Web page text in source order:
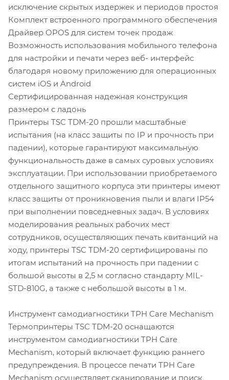
исключение скрытых издержек и периодов простоя
Комплект встроенного программного обеспечения
Драйвер OPOS для систем точек продаж
Возможность использования мобильного телефона
для настройки и печати через веб- интерфейс
благодаря новому приложению для операционных
систем iOS и Android
Сертифицированная надежная конструкция
размером с ладонь
Принтеры TSC TDM-20 прошли масштабные
испытания (на класс защиты по IP и прочность при
падении), которые гарантируют максимальную
функциональность даже в самых суровых условиях
эксплуатации. При использовании приобретаемого
отдельного защитного корпуса эти принтеры имеют
класс защиты от проникновения пыли и влаги IP54
при выполнении повседневных задач. В условиях
моделирования реальных рабочих мест
сотрудников, осуществляющих печать квитанций на
ходу, принтеры TSC TDM-20 сертифицированы по
итогам испытаний на прочность при падении с
большой высоты в 2,5 м согласно стандарту MIL-
STD-810G, а также с небольшой высоты в 1 м.
Инструмент самодиагностики TPH Care Mechanism
Термопринтеры TSC TDM-20 оснащаются
инструментом самодиагностики TPH Care
Mechanism, который включает функцию раннего
предупреждения. В процессе печати TPH Care
Mechanism осуществляет сканирование и поиск